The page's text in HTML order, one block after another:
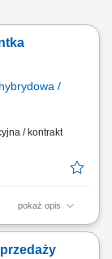
hybrydowa /
/ kontrakt
pokaż opis
oraz relacji
w formie online